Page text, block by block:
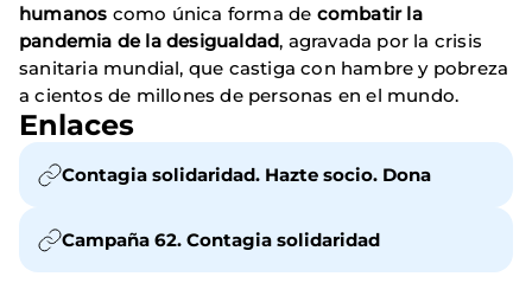
humanos como única forma de combatir la
pandemia de la desigualdad, agravada por la crisis
sanitaria mundial, que castiga con hambre y pobreza
a cientos de millones de personas en el mundo.
Enlaces
Contagia solidaridad. Hazte socio. Dona
Campaña 62. Contagia solidaridad